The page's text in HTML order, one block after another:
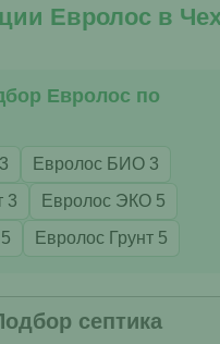
Евролос в
Евролос по
Евролос БИО 3
3
Евролос ЭКО 5
Евролос Грунт 5
септика